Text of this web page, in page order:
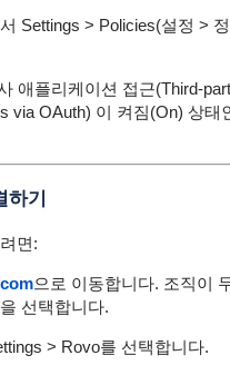
Settings > Policies(설정 >
애플리케이션 접근(Third-
via OAuth) 이 켜짐(On) 상태
기
면:
으로 이동합니다. 조직이
선택합니다.
> Rovo를 선택합니다.